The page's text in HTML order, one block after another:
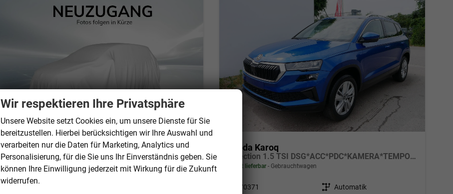
Skoda Karoq
Selection 1.5 TSI DSG*ACC*PDC*KAMERA*TEMPOMAT*LED*SMARTLINK*KLIMA*RADIO*17-ZOLL
sofort lieferbar Gebrauchtwagen
Skoda Karoq
Selection 1.5 TSI DSG*ACC*PDC*KAMERA*TEMPOMAT*LED*SMARTLINK*KLIMA*RADIO*17-ZOLL
sofort lieferbar Gebrauchtwagen
70371 Getriebe Automatik
Wir respektieren Ihre Privatsphäre
Unsere Website setzt Cookies ein, um unsere Dienste für Sie
bereitzustellen. Hierbei berücksichtigen wir Ihre Auswahl und
verarbeiten nur die Daten für Marketing, Analytics und
Personalisierung, für die Sie uns Ihr Einverständnis geben. Sie
können Ihre Einwilligung jederzeit mit Wirkung für die Zukunft
widerrufen.